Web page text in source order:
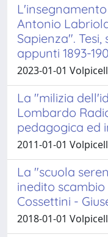
Antonio
Sapienza".
appunti 1893-
2023-01-01
La "milizia
Lombardo
pedagogica ed
2011-01-01
La "scuola
inedito
Cossettini -
2018-01-01